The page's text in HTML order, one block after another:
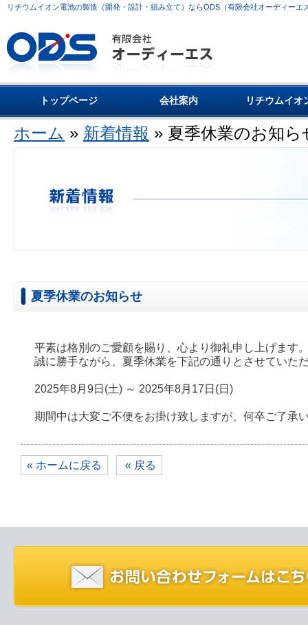
リチウムイオン電池の製造（開発・設計・組み立て）ならODS（有限会社オーディーエ
トップページ 会社案内 リチウムイオ
ホーム » 新着情報 » 夏季休業のお知ら
夏季休業のお知らせ
平素は格別のご愛顧を賜り、心より御礼申し上げます
誠に勝手ながら、夏季休業を下記の通りとさせていた
2025年8月9日(土) ～ 2025年8月17日(日)
期間中は大変ご不便をお掛け致しますが、何卒ご了承
« ホームに戻る « 戻る